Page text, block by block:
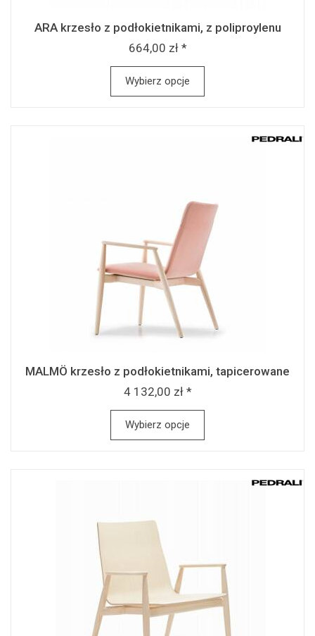
ARA krzesło z podłokietnikami, z poliproylenu
664,00 zł *
Wybierz opcje
MALMÖ krzesło z podłokietnikami, tapicerowane
4 132,00 zł *
Wybierz opcje